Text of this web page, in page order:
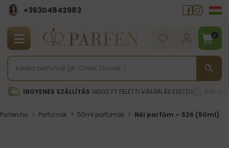
+36304842983
0
INGYENES SZÁLLÍTÁS 14900 FT FELETTI VÁSÁRLÁS ESETÉN
Parfen.hu > Parfümök > 50ml parfümök > Női parfüm – 526 (50ml)